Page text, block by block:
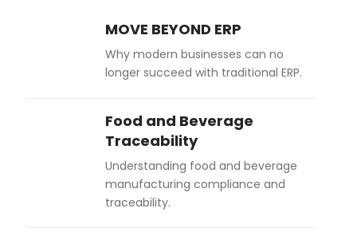
MOVE BEYOND ERP
Why modern businesses can no
longer succeed with traditional ERP.
Food and Beverage
Traceability
Understanding food and beverage
manufacturing compliance and
traceability.